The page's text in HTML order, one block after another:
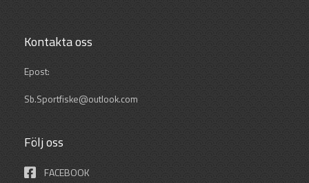
Kontakta oss
Epost:
Sb.Sportfiske@outlook.com
Följ oss
FACEBOOK